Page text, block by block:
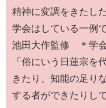
精神に変調をきたし
学会はしている一例
池田大作監修 ＊学
「俗にいう日蓮宗を
きたり、知能の足り
する者ができたりして